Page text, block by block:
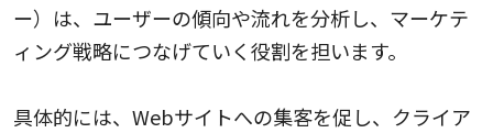
ー）は、ユーザーの傾向や流れを分析し、マーケテ
ィング戦略につなげていく役割を担います。
具体的には、Webサイトへの集客を促し、クライア